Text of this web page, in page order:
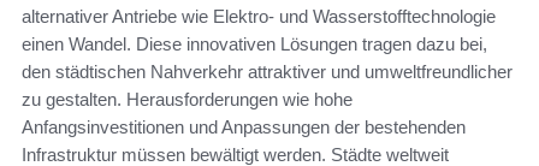
alternativer Antriebe wie Elektro- und Wasserstofftechnologie
einen Wandel. Diese innovativen Lösungen tragen dazu bei,
den städtischen Nahverkehr attraktiver und umweltfreundlicher
zu gestalten. Herausforderungen wie hohe
Anfangsinvestitionen und Anpassungen der bestehenden
Infrastruktur müssen bewältigt werden. Städte weltweit